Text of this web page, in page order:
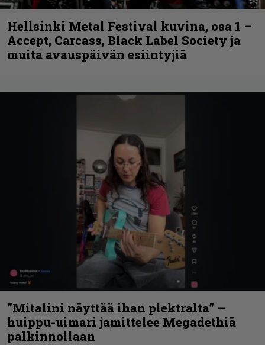
Hellsinki Metal Festival kuvina, osa 1 –
Accept, Carcass, Black Label Society ja
muita avauspäivän esiintyjiä
”Mitalini näyttää ihan plektralta” –
huippu-uimari jamittelee Megadethiä
palkinnollaan